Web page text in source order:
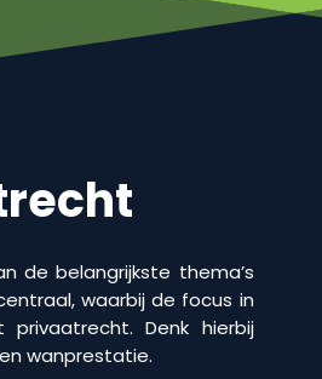
de belangrijkste thema’s
waarbij de focus in
Denk hierbij
wanprestatie.